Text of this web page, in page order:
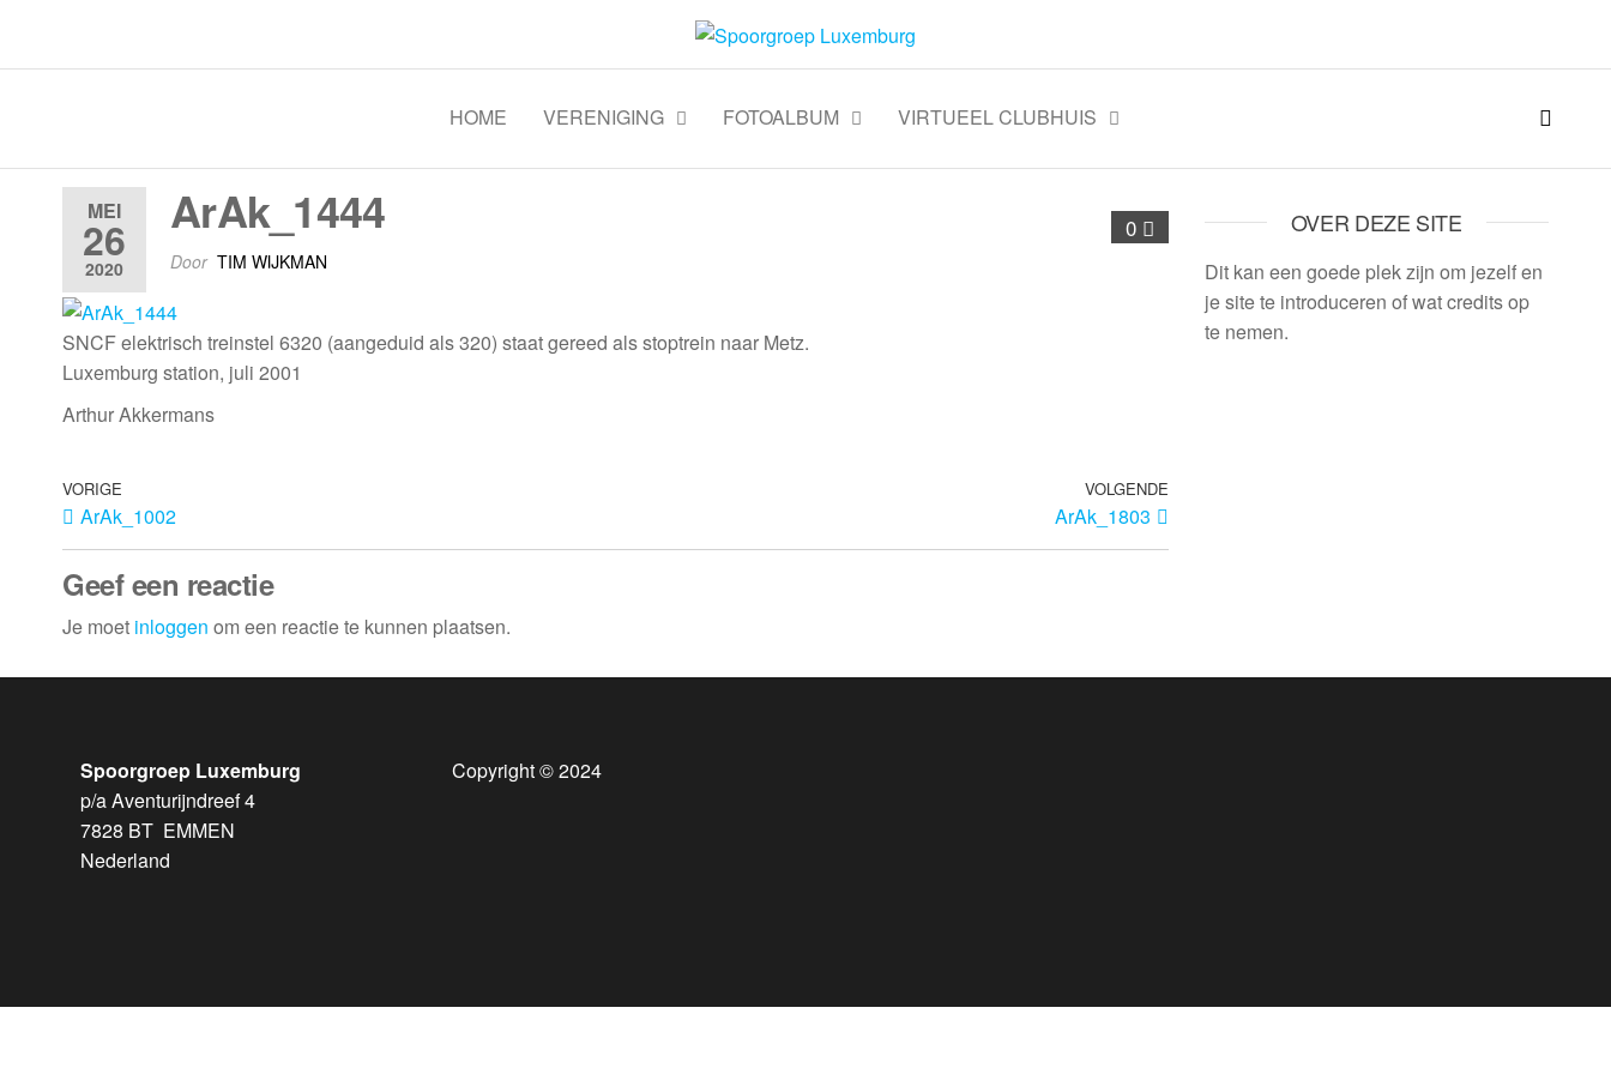
Spoorgroep Luxemburg
HOME VERENIGING FOTOALBUM VIRTUEEL CLUBHUIS
MEI
26
2020
0
ArAk_1444
Door TIM WIJKMAN
SNCF elektrisch treinstel 6320 (aangeduid als 320) staat gereed als stoptrein naar Metz.
Luxemburg station, juli 2001
Arthur Akkermans
VORIGE
ArAk_1002
VOLGENDE
ArAk_1803
Geef een reactie
Je moet inloggen om een reactie te kunnen plaatsen.
OVER DEZE SITE
Dit kan een goede plek zijn om jezelf en
je site te introduceren of wat credits op
te nemen.
Spoorgroep Luxemburg
p/a Aventurijndreef 4
7828 BT EMMEN
Nederland
Copyright © 2024